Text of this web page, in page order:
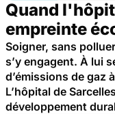
Quand
empreinte
Soigner, sans
s’y engagent. À lui
d’émissions de gaz
L’hôpital de
développement